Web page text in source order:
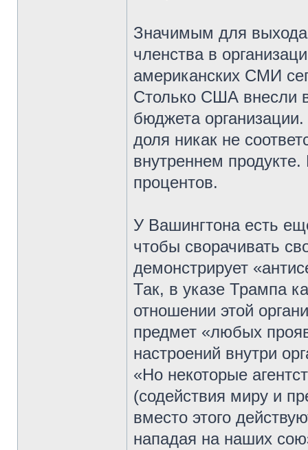
Значимым для
членства в
американских СМИ
Столько США внесли
бюджета
доля никак не
внутреннем
процентов.
У Вашингтона есть
чтобы сворачивать
демонстрирует
Так, в указе Трампа
отношении этой
предмет «любых
настроений внутри
«Но некоторые
(содействия миру и
вместо этого
нападая на наших